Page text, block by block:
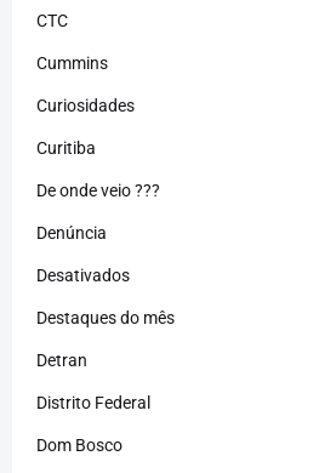
CTC
Cummins
Curiosidades
Curitiba
De onde veio ???
Denúncia
Desativados
Destaques do mês
Detran
Distrito Federal
Dom Bosco